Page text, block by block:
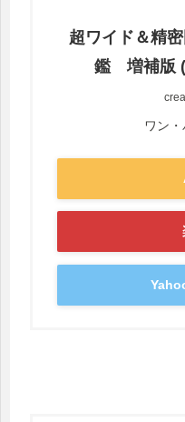
超ワイド＆精
鑑 増補版 (
ワン